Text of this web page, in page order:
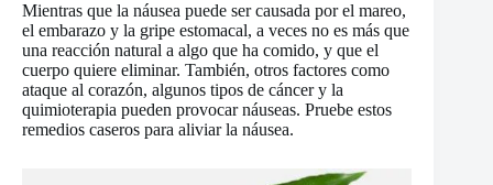
Mientras que la náusea puede ser causada por el mareo,
el embarazo y la gripe estomacal, a veces no es más que
una reacción natural a algo que ha comido, y que el
cuerpo quiere eliminar. También, otros factores como
ataque al corazón, algunos tipos de cáncer y la
quimioterapia pueden provocar náuseas. Pruebe estos
remedios caseros para aliviar la náusea.